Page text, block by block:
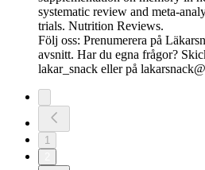
systematic review and meta-
trials. Nutrition Reviews.
Följ oss: Prenumerera på
avsnitt. Har du egna frågor?
lakar_snack eller på
1